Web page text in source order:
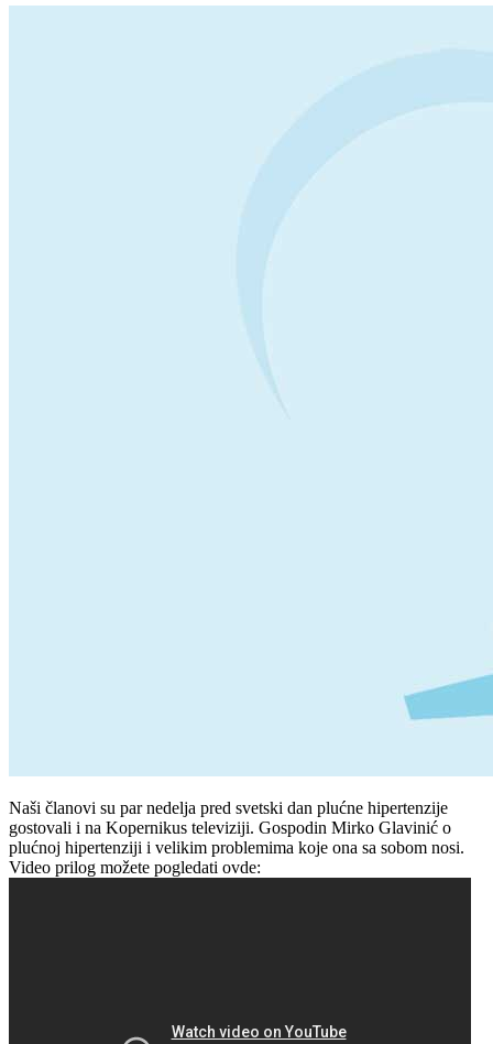
Naši članovi su par nedelja pred svetski dan plućne hipertenzije
gostovali i na Kopernikus televiziji. Gospodin Mirko Glavinić o
plućnoj hipertenziji i velikim problemima koje ona sa sobom nosi.
Video prilog možete pogledati ovde: